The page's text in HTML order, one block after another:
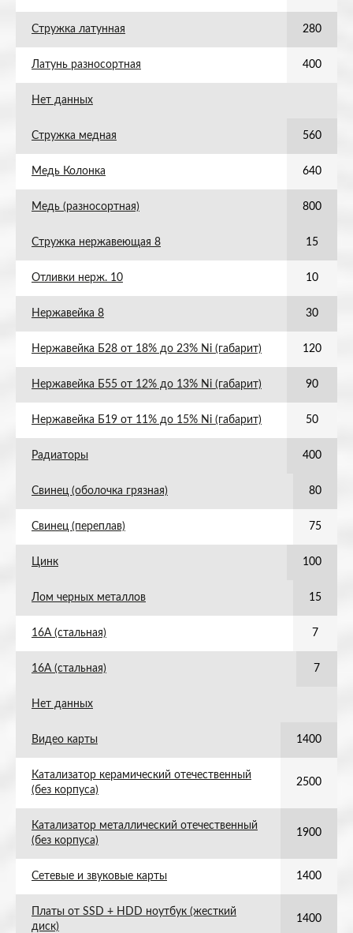
Стружка латунная 280
Латунь разносортная 400
Нет данных
Стружка медная 560
Медь Колонка 640
Медь (разносортная) 800
Стружка нержавеющая 8 15
Отливки нерж. 10 10
Нержавейка 8 30
Нержавейка Б28 от 18% до 23% Ni (габарит) 120
Нержавейка Б55 от 12% до 13% Ni (габарит) 90
Нержавейка Б19 от 11% до 15% Ni (габарит) 50
Радиаторы 400
Свинец (оболочка грязная) 80
Свинец (переплав) 75
Цинк 100
Лом черных металлов 15
16А (стальная) 7
16А (стальная) 7
Нет данных
Видео карты 1400
Катализатор керамический отечественный
(без корпуса)
2500
Катализатор металлический отечественный
(без корпуса)
1900
Сетевые и звуковые карты 1400
Платы от SSD + HDD ноутбук (жесткий
диск)
1400